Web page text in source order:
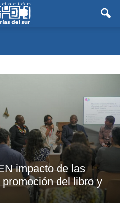
impacto de las
del libro y